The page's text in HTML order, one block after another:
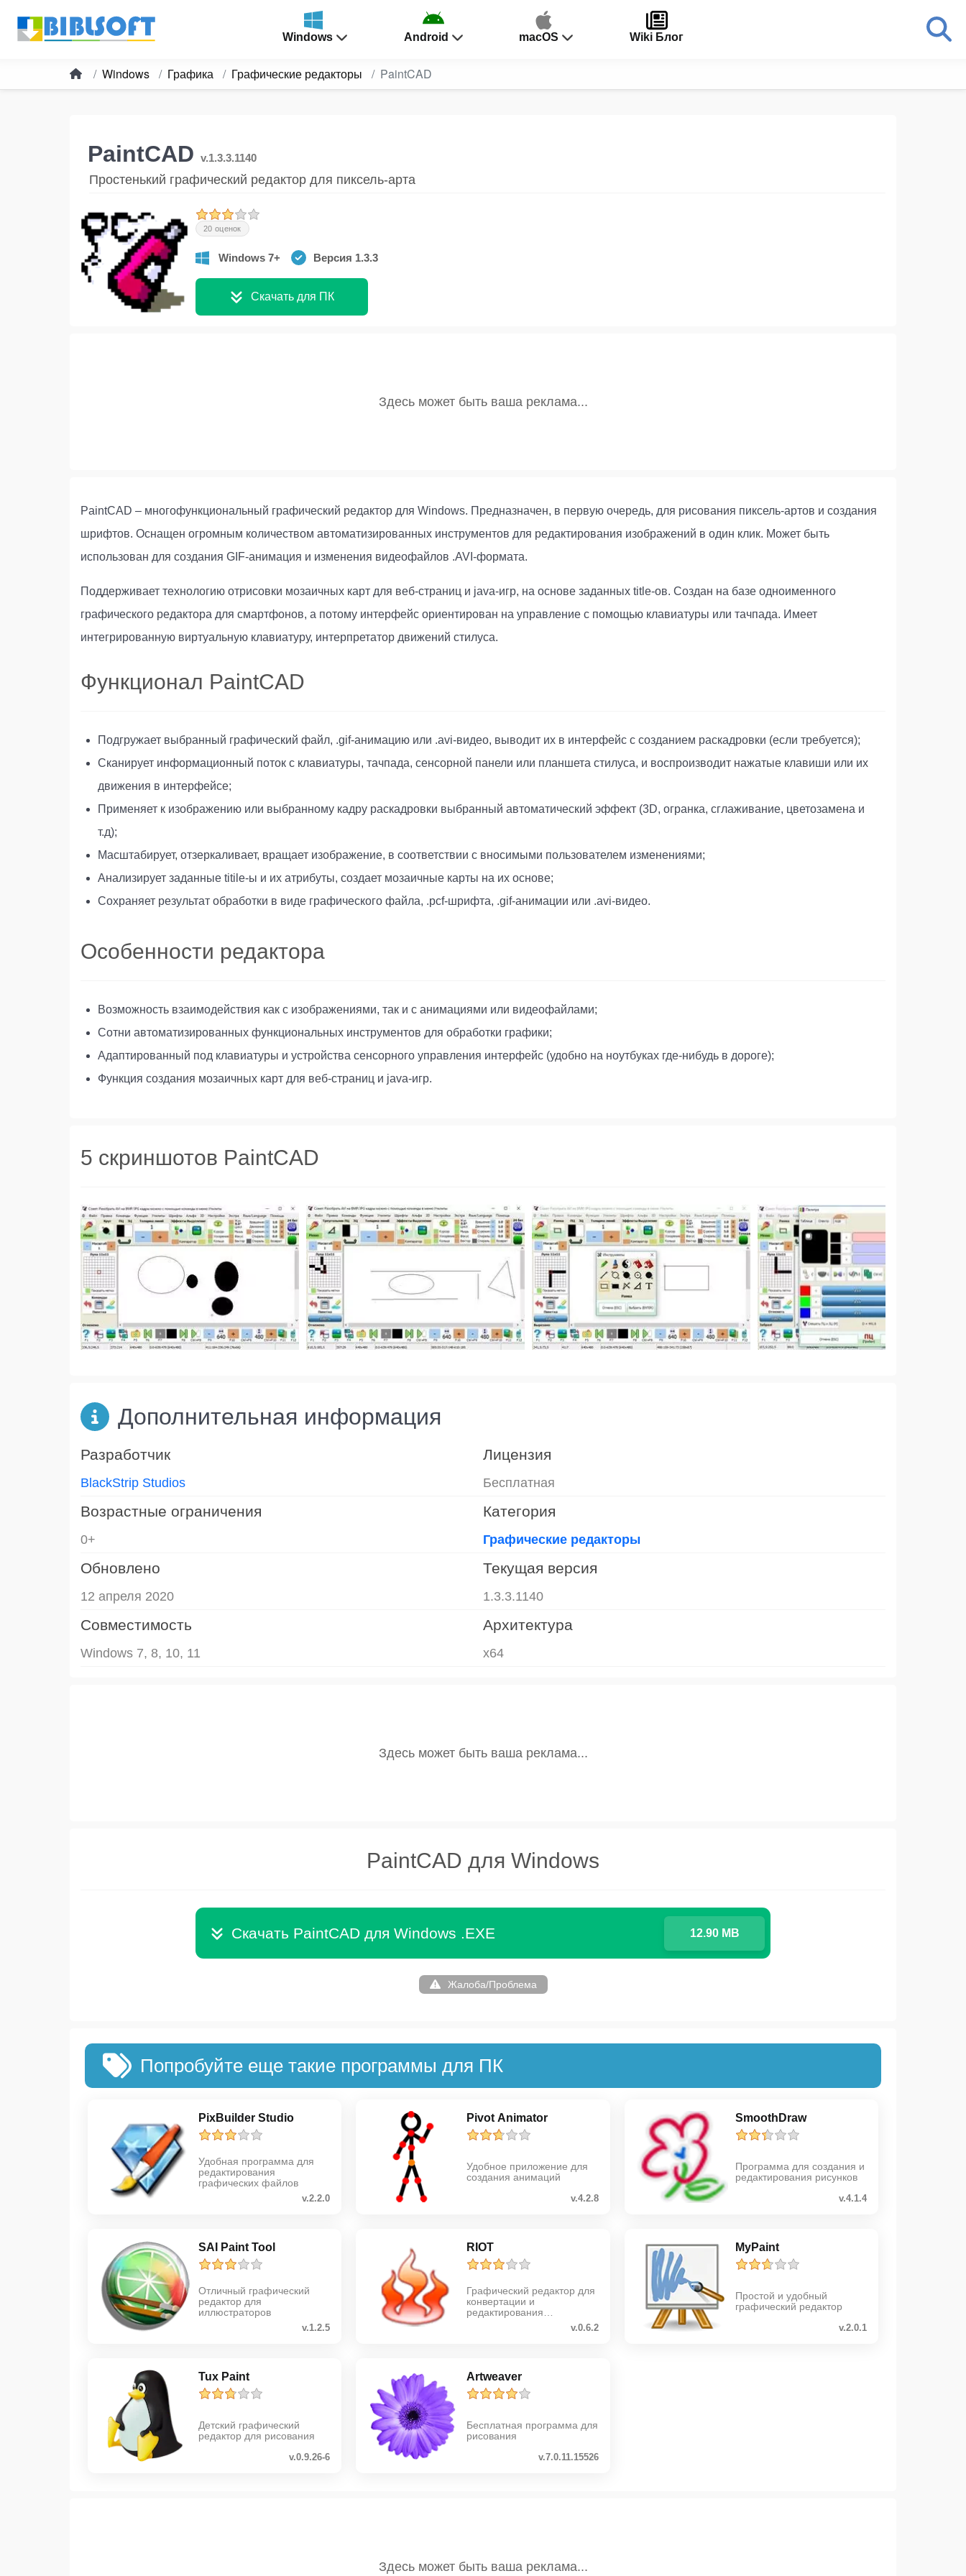
Windows Android macOS Wiki Блог
Windows Графика Графические редакторы PaintCAD
PaintCAD v.1.3.3.1140
Простенький графический редактор для пиксель-арта
20 оценок
Windows 7+ Версия 1.3.3
Скачать для ПК
PaintCAD – многофункциональный графический редактор для Windows. Предназначен, в первую очередь, для рисования пиксель-артов и создания
шрифтов. Оснащен огромным количеством автоматизированных инструментов для редактирования изображений в один клик. Может быть
использован для создания GIF-анимация и изменения видеофайлов .AVI-формата.
Поддерживает технологию отрисовки мозаичных карт для веб-страниц и java-игр, на основе заданных title-ов. Создан на базе одноименного
графического редактора для смартфонов, а потому интерфейс ориентирован на управление с помощью клавиатуры или тачпада. Имеет
интегрированную виртуальную клавиатуру, интерпретатор движений стилуса.
Функционал PaintCAD
Подгружает выбранный графический файл, .gif-анимацию или .avi-видео, выводит их в интерфейс с созданием раскадровки (если требуется);
Сканирует информационный поток с клавиатуры, тачпада, сенсорной панели или планшета стилуса, и воспроизводит нажатые клавиши или их
движения в интерфейсе;
Применяет к изображению или выбранному кадру раскадровки выбранный автоматический эффект (3D, огранка, сглаживание, цветозамена и
т.д);
Масштабирует, отзеркаливает, вращает изображение, в соответствии с вносимыми пользователем изменениями;
Анализирует заданные titile-ы и их атрибуты, создает мозаичные карты на их основе;
Сохраняет результат обработки в виде графического файла, .pcf-шрифта, .gif-анимации или .avi-видео.
Особенности редактора
Возможность взаимодействия как с изображениями, так и с анимациями или видеофайлами;
Сотни автоматизированных функциональных инструментов для обработки графики;
Адаптированный под клавиатуры и устройства сенсорного управления интерфейс (удобно на ноутбуках где-нибудь в дороге);
Функция создания мозаичных карт для веб-страниц и java-игр.
5 скриншотов PaintCAD
Дополнительная информация
Разработчик
BlackStrip Studios
Лицензия
Бесплатная
Возрастные ограничения
0+
Категория
Графические редакторы
Обновлено
12 апреля 2020
Текущая версия
1.3.3.1140
Совместимость
Windows 7, 8, 10, 11
Архитектура
x64
PaintCAD для Windows
Скачать PaintCAD для Windows .EXE 12.90 MB
Жалоба/Проблема
Попробуйте еще такие программы для ПК
PixBuilder Studio
Удобная программа для
редактирования
графических файлов
v.2.2.0
Pivot Animator
Удобное приложение для
создания анимаций
v.4.2.8
SmoothDraw
Программа для создания и
редактирования рисунков
v.4.1.4
SAI Paint Tool
Отличный графический
редактор для
иллюстраторов
v.1.2.5
RIOT
Графический редактор для
конвертации и
редактирования
v.0.6.2
MyPaint
Простой и удобный
графический редактор
v.2.0.1
Tux Paint
Детский графический
редактор для рисования
v.0.9.26-6
Artweaver
Бесплатная программа для
рисования
v.7.0.11.15526